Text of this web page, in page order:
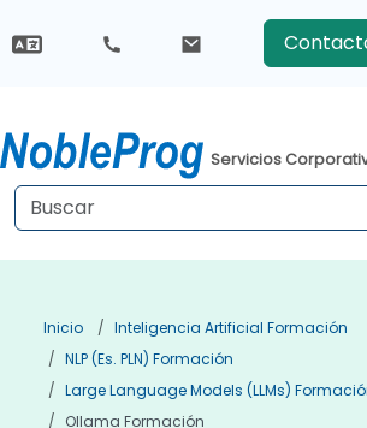
Servicios
Inicio
Inteligencia Artificial Formación
NLP (es. PLN) Formación
Large Language Models (LLMs)
Ollama Formación